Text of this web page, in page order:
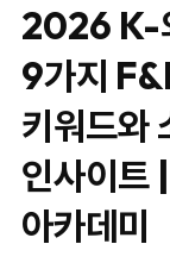
2026 K-
9가지
키워드와
인사이트
아카데미